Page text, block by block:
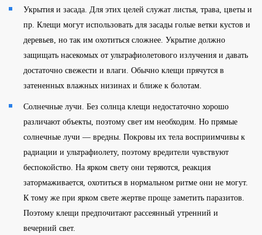
Укрытия и засада. Для этих целей служат листья, трава, цветы и
пр. Клещи могут использовать для засады голые ветки кустов и
деревьев, но так им охотиться сложнее. Укрытие должно
защищать насекомых от ультрафиолетового излучения и давать
достаточно свежести и влаги. Обычно клещи прячутся в
затененных влажных низинах и ближе к болотам.
Солнечные лучи. Без солнца клещи недостаточно хорошо
различают объекты, поэтому свет им необходим. Но прямые
солнечные лучи — вредны. Покровы их тела восприимчивы к
радиации и ультрафиолету, поэтому вредители чувствуют
беспокойство. На ярком свету они теряются, реакция
затормаживается, охотиться в нормальном ритме они не могут.
К тому же при ярком свете жертве проще заметить паразитов.
Поэтому клещи предпочитают рассеянный утренний и
вечерний свет.